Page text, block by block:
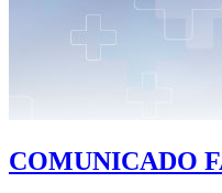
COMUNICADO